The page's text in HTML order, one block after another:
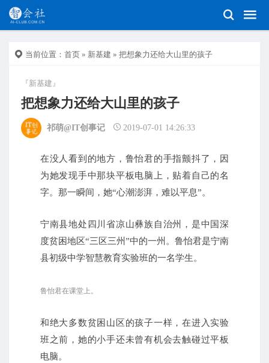
当前位置： 首页 » 新基建 » 把想象力还给大山里的孩子
『新基建』
把想象力还给大山里的孩子
祁萌@IT创事记 2019-07-01 14:26:33
在没人看到的地方，鲁怡君的手指颤抖了，因
为她发现手中那块平板电脑上，贴着自己的名
字。那一瞬间，她“心潮澎湃，难以平息”。
宁南县地处四川省凉山彝族自治州，是中国深
度贫困地区“三区三州”中的一州。鲁怡君是宁南
县初级中学智慧教育实验班的一名学生。
鲁怡君在课堂上。
和绝大多数贫困山区的孩子一样，在进入实验
班之前，她的小手还未曾有机会去触碰过平板
电脑。